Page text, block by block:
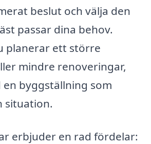
beslut och välja den
passar dina behov.
planerar ett större
mindre renoveringar,
byggställning som
situation.
erbjuder en rad fördelar: